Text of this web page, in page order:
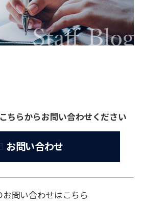
ちらからお問い合わせください
お問い合わせ
お問い合わせはこちら